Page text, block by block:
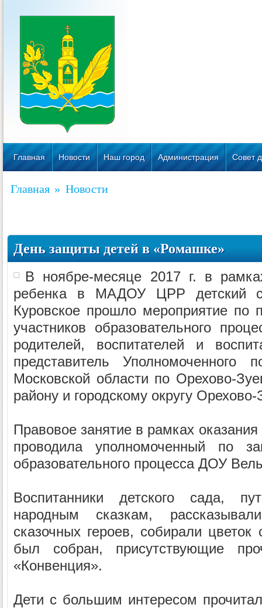
Главная Новости Наш город Администрация Совет
Главная » Новости
День защиты детей в «Ромашке»
В ноябре-месяце 2017 г. в
ребенка в МАДОУ ЦРР детский
Куровское прошло мероприятие по
участников образовательного
родителей, воспитателей и
представитель
Московской области по Орехово-
району и городскому округу
Правовое занятие в рамках
проводила уполномоченный по
образовательного процесса ДОУ
Воспитанники детского сада,
народным сказкам,
сказочных героев, собирали цветок
был собран, присутствующие
«Конвенция».
Дети с большим интересом